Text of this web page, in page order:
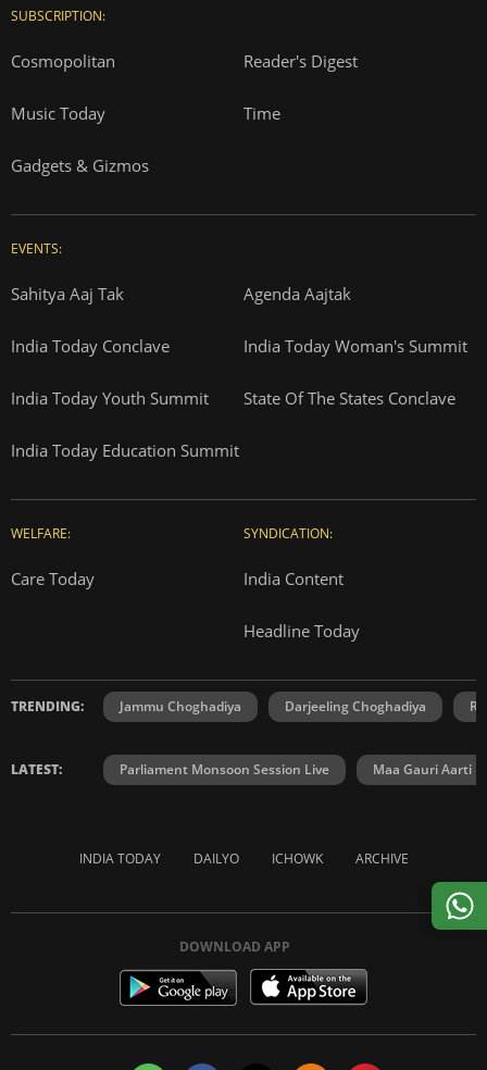
SUBSCRIPTION:
Cosmopolitan Reader's Digest
Music Today Time
Gadgets & Gizmos
EVENTS:
Sahitya Aaj Tak Agenda Aajtak
India Today Conclave India Today Woman's Summit
India Today Youth Summit State Of The States Conclave
India Today Education Summit
WELFARE:
Care Today
SYNDICATION:
India Content
Headline Today
TRENDING: Jammu Choghadiya Darjeeling Choghadiya
LATEST: Parliament Monsoon Session Live Maa Gauri Aarti
INDIA TODAY DAILYO ICHOWK ARCHIVE
DOWNLOAD APP